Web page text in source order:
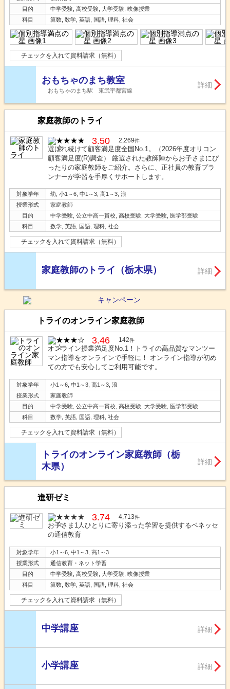
目的
中学受験, 高校受験, 大学受験, 映像授業
科目
算数, 数学, 英語, 国語, 理科, 社会
チェックを入れて資料請求（無料）
おもちゃのまち教室
おもちゃのまち駅 東武宇都宮線
詳細
家庭教師のトライ
3.50 2,269件
選ばれ続けて顧客満足度全国No.1。（2026年度オリコン
顧客満足度(R)調査） 厳選された教師陣からお子さまにぴ
ったりの家庭教師をご紹介。さらに、正社員の教育プラ
ンナーが学習を手厚くサポートします。
対象学年
幼, 小1～6, 中1～3, 高1～3, 浪
授業形式
家庭教師
目的
中学受験, 公立中高一貫校, 高校受験, 大学受験, 医学部受験
科目
数学, 英語, 国語, 理科, 社会
チェックを入れて資料請求（無料）
家庭教師のトライ（栃木県） 詳細
トライのオンライン家庭教師
3.46 142件
オンライン授業満足度No.1！トライの高品質なマンツー
マン指導をオンラインで手軽に！ オンライン指導が初め
ての方でも安心してご利用可能です。
対象学年
小1～6, 中1～3, 高1～3, 浪
授業形式
家庭教師
目的
中学受験, 公立中高一貫校, 高校受験, 大学受験, 医学部受験
科目
数学, 英語, 国語, 理科, 社会
チェックを入れて資料請求（無料）
トライのオンライン家庭教師（栃
木県）
詳細
進研ゼミ
3.74 4,713件
お子さま1人ひとりに寄り添った学習を提供するベネッセ
の通信教育
対象学年
小1～6, 中1～3, 高1～3
授業形式
通信教育・ネット学習
目的
中学受験, 高校受験, 大学受験, 映像授業
科目
算数, 数学, 英語, 国語, 理科, 社会
チェックを入れて資料請求（無料）
中学講座 詳細
小学講座 詳細